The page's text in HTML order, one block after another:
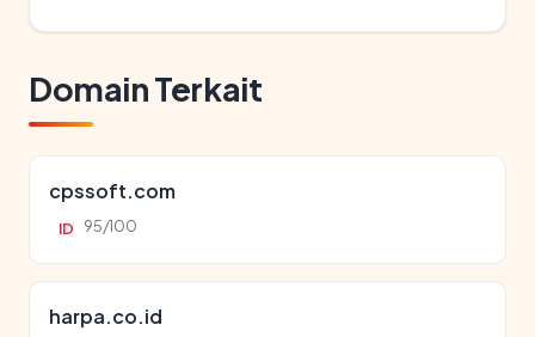
Domain Terkait
cpssoft.com
ID 95/100
harpa.co.id